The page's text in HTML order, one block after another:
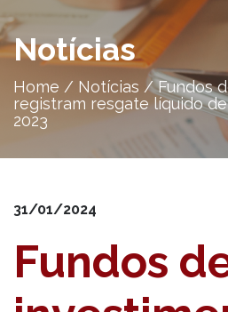
Notícias
Home / Notícias /Fundos
registram resgate líquido
2023
31/01/2024
Fundos